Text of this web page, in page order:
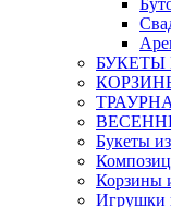
БУКЕТЫ
Букеты
Корзины
Игрушки